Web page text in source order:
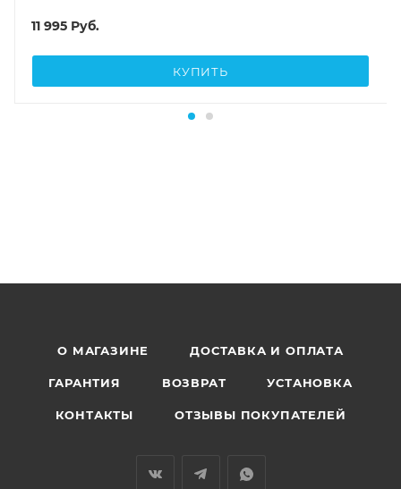
11 995 Руб.
КУПИТЬ
О МАГАЗИНЕ ДОСТАВКА И ОПЛАТА
ГАРАНТИЯ ВОЗВРАТ УСТАНОВКА
КОНТАКТЫ ОТЗЫВЫ ПОКУПАТЕЛЕЙ